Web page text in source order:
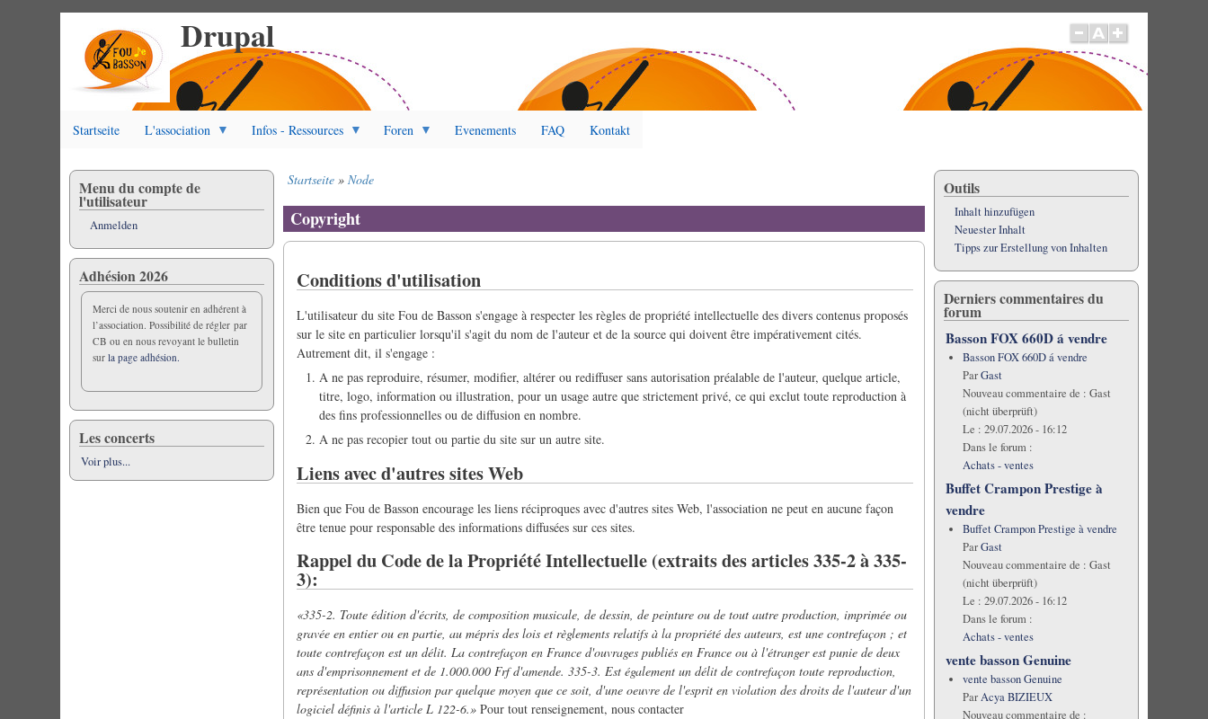
Drupal
Startseite L'association Infos - Ressources Foren Evenements FAQ Kontakt
Startseite Node
Copyright
Conditions d'utilisation
L'utilisateur du site Fou de Basson s'engage à respecter les règles de propriété intellectuelle des divers contenus proposés
sur le site en particulier lorsqu'il s'agit du nom de l'auteur et de la source qui doivent être impérativement cités.
Autrement dit, il s'engage :
A ne pas reproduire, résumer, modifier, altérer ou rediffuser sans autorisation préalable de l'auteur, quelque article,
titre, logo, information ou illustration, pour un usage autre que strictement privé, ce qui exclut toute reproduction à
des fins professionnelles ou de diffusion en nombre.
A ne pas recopier tout ou partie du site sur un autre site.
Liens avec d'autres sites Web
Bien que Fou de Basson encourage les liens réciproques avec d'autres sites Web, l'association ne peut en aucune façon
être tenue pour responsable des informations diffusées sur ces sites.
Rappel du Code de la Propriété Intellectuelle (extraits des articles 335-2 à 335-
3):
«335-2. Toute édition d'écrits, de composition musicale, de dessin, de peinture ou de tout autre production, imprimée ou
gravée en entier ou en partie, au mépris des lois et règlements relatifs à la propriété des auteurs, est une contrefaçon ; et
toute contrefaçon est un délit. La contrefaçon en France d'ouvrages publiés en France ou à l'étranger est punie de deux
ans d'emprisonnement et de 1.000.000 Frf d'amende. 335-3. Est également un délit de contrefaçon toute reproduction,
représentation ou diffusion par quelque moyen que ce soit, d'une oeuvre de l'esprit en violation des droits de l'auteur d'un
logiciel définis à l'article L 122-6.» Pour tout renseignement, nous contacter
Menu du compte de
l'utilisateur
Anmelden
Adhésion 2026
Merci de nous soutenir en adhérent à
l’association. Possibilité de régler par
CB ou en nous revoyant le bulletin
surla page adhésion.
Les concerts
Voir plus...
Outils
Inhalt hinzufügen
Neuester Inhalt
Tipps zur Erstellung von Inhalten
Derniers commentaires du
forum
Basson FOX 660D á vendre
Basson FOX 660D á vendre
ParGast
Nouveau commentaire de : Gast
(nicht überprüft)
Le : 29.07.2026 - 16:12
Dans le forum :
Achats - ventes
Buffet Crampon Prestige à
vendre
Buffet Crampon Prestige à vendre
ParGast
Nouveau commentaire de : Gast
(nicht überprüft)
Le : 29.07.2026 - 16:12
Dans le forum :
Achats - ventes
vente basson Genuine
vente basson Genuine
ParAcya BIZIEUX
Nouveau commentaire de :